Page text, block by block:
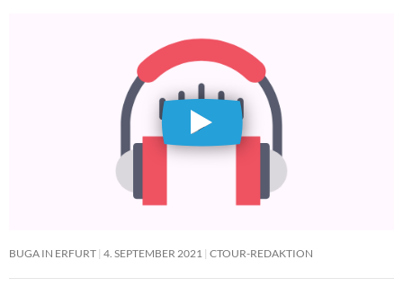
BUGA IN ERFURT 4. SEPTEMBER 2021 CTOUR-REDAKTION